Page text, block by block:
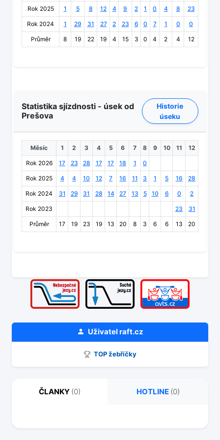
Rok 2025 1 5 8 12 4 9 2 1 0 4 8 23
Rok 2024 1 29 31 27 2 23 6 0 7 1 0 0
Průměr 8 19 22 19 4 15 3 0 4 2 4 12
Statistika sjízdnosti - úsek od
Prešova
Historie
úseku
Měsíc 1 2 3 4 5 6 7 8 9 10 11 12
Rok 2026 17 23 28 17 17 18 1 0
Rok 2025 4 4 10 12 7 16 11 3 1 5 16 28
Rok 2024 31 29 31 28 14 27 13 5 10 6 0 2
Rok 2023 23 31
Průměr 17 19 23 19 13 20 8 3 6 6 13 20
Uživatelraft.cz
TOP žebříčky
ČLANKY (0) HOTLINE (0)